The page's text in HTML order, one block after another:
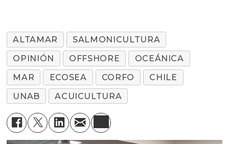
ALTAMAR
SALMONICULTURA
OPINIÓN
OFFSHORE
OCEÁNICA
MAR
ECOSEA CORFO
CHILE
UNAB
ACUICULTURA